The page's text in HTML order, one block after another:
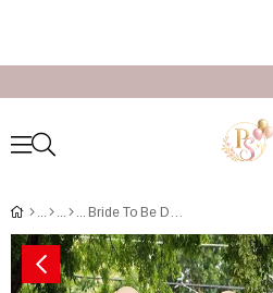
Bride To Be Dekor Süsleme